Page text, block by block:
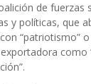
de fuerzas
y políticas, que
“patriotismo”
como